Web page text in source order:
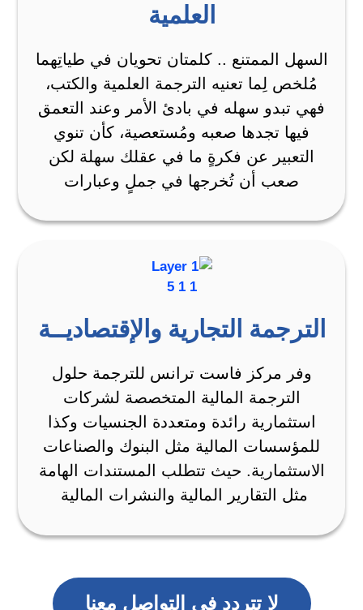
العلمية
السهل الممتنع .. كلمتان تحويان في طياتِهما
مُلخص لِما تعنيه الترجمة العلمية والكتب،
فهي تبدو سهله في بادئ الأمر وعند التعمق
فيها تجدها صعبه ومُستعصية، كأن تنوي
التعبير عن فكرةٍ ما في عقلك سهلة لكن
صعب أن تُخرجها في جملٍ وعبارات
الترجمة التجارية والإقتصاديــة
وفر مركز فاست ترانس للترجمة حلول
الترجمة المالية المتخصصة لشركات
استثمارية رائدة ومتعددة الجنسيات وكذا
للمؤسسات المالية مثل البنوك والصناعات
الاستثمارية. حيث تتطلب المستندات الهامة
مثل التقارير المالية والنشرات المالية
لا تتردد في التواصل معنا